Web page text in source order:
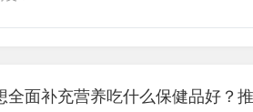
全面补充营养吃什么保健品好？